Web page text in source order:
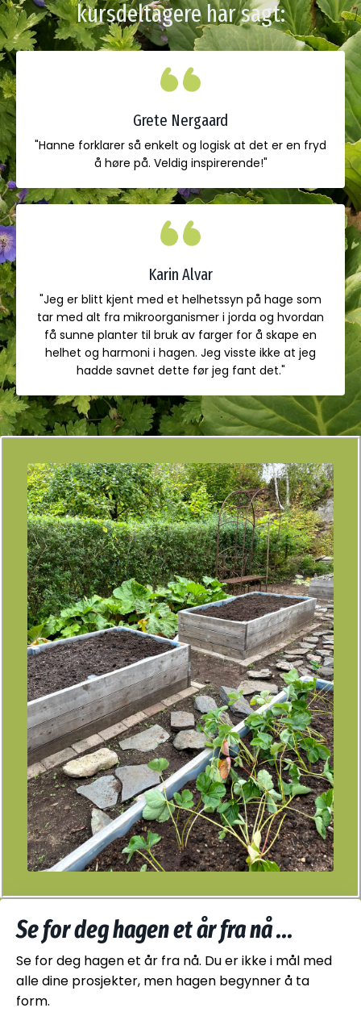
kursdeltagere har sagt:
Grete Nergaard
"Hanne forklarer så enkelt og logisk at det er en fryd
å høre på. Veldig inspirerende!"
Karin Alvar
"Jeg er blitt kjent med et helhetssyn på hage som
tar med alt fra mikroorganismer i jorda og hvordan
få sunne planter til bruk av farger for å skape en
helhet og harmoni i hagen. Jeg visste ikke at jeg
hadde savnet dette før jeg fant det."
Se for deg hagen et år fra nå ...
Se for deg hagen et år fra nå. Du er ikke i mål med
alle dine prosjekter, men hagen begynner å ta
form.